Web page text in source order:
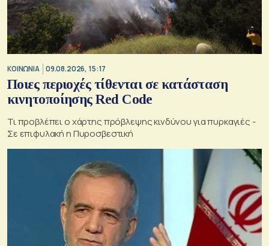
ΚΟΙΝΩΝΙΑ 09.08.2026, 15:17
Ποιες περιοχές τίθενται σε κατάσταση
κινητοποίησης Red Code
Τι προβλέπει ο χάρτης πρόβλεψης κινδύνου για πυρκαγιές -
Σε επιφυλακή η Πυροσβεστική